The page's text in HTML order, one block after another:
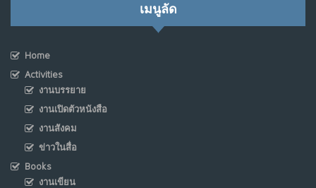
เมนูลัด
Home
Activities
งานบรรยาย
งานเปิดตัวหนังสือ
งานสังคม
ข่าวในสื่อ
Books
งานเขียน